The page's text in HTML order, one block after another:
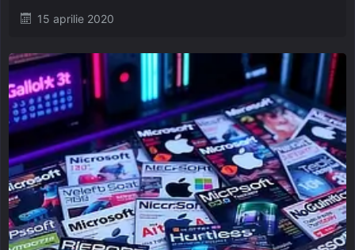
Posted
15 aprilie 2020